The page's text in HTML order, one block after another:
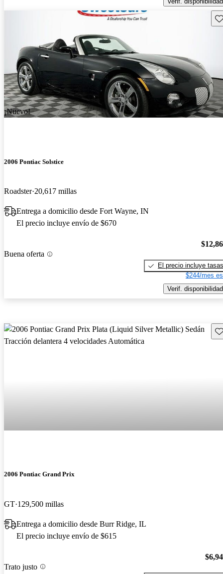
¡Nuevo!
2006 Pontiac Solstice
Roadster 20,617 millas
Entrega a domicilio desde Fort Wayne, IN
El precio incluye envío de $670
Buena oferta
El precio incluye tasas
$244/mes
Verif. disponibilidad
2006 Pontiac Grand Prix
GT 129,500 millas
Entrega a domicilio desde Burr Ridge, IL
El precio incluye envío de $615
Trato justo